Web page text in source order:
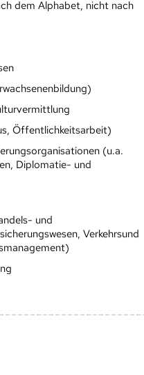
dem Alphabet, nicht nach
Öffentlichkeitsarbeit)
(u.a.
Diplomatie- und
und
Verkehrsund